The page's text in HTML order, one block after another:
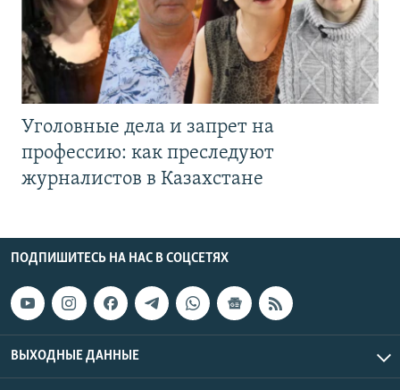
Уголовные дела и запрет на
профессию: как преследуют
журналистов в Казахстане
ПОДПИШИТЕСЬ НА НАС В СОЦСЕТЯХ
ВЫХОДНЫЕ ДАННЫЕ